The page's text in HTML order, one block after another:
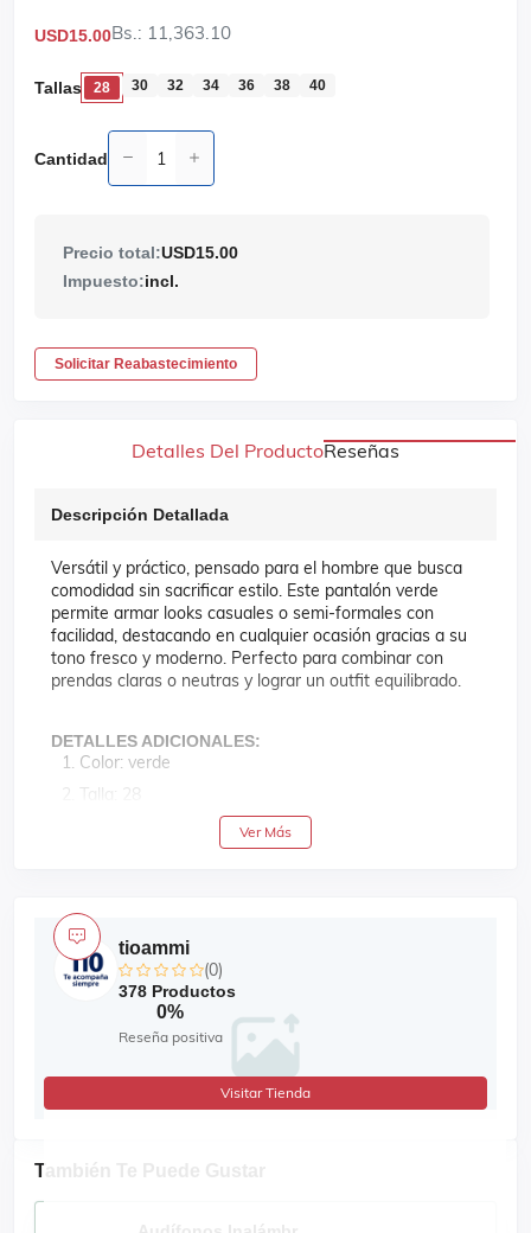
USD15.00Bs.: 11,363.10
Tallas 28 30 32 34 36 38 40
Cantidad
Precio total:USD15.00
Impuesto:incl.
Solicitar Reabastecimiento
Detalles Del ProductoReseñas
Descripción Detallada
Versátil y práctico, pensado para el hombre que busca
comodidad sin sacrificar estilo. Este pantalón verde
permite armar looks casuales o semi-formales con
facilidad, destacando en cualquier ocasión gracias a su
tono fresco y moderno. Perfecto para combinar con
prendas claras o neutras y lograr un outfit equilibrado.
DETALLES ADICIONALES:
Color: verde
Talla: 28
Material: 73% algodón, 25% poliéster y 2% elastano
Recomendaciones de cuidado: lavar con prendas de
colores similares y planchar a baja temperatura solo
cuando sea necesario
Ver Más
También Te Puede Gustar
tioammi
(0)
378 Productos
0%
Reseña positiva
Visitar Tienda